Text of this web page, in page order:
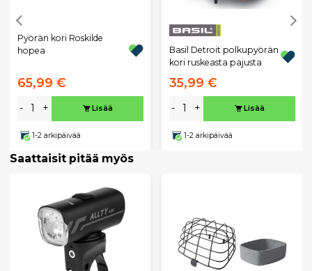
Pyörän kori Roskilde
hopea
65,99 €
- + Lisää
1-2 arkipäivää
Basil Detroit polkupyörän
kori ruskeasta pajusta
35,99 €
- + Lisää
1-2 arkipäivää
Saattaisit pitää myös